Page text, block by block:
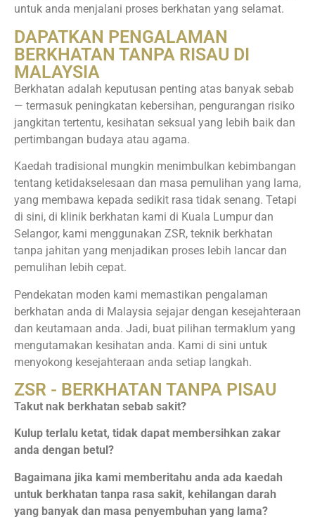
untuk anda menjalani proses berkhatan yang selamat.
DAPATKAN PENGALAMAN
BERKHATAN TANPA RISAU DI
MALAYSIA
Berkhatan adalah keputusan penting atas banyak sebab
— termasuk peningkatan kebersihan, pengurangan risiko
jangkitan tertentu, kesihatan seksual yang lebih baik dan
pertimbangan budaya atau agama.
Kaedah tradisional mungkin menimbulkan kebimbangan
tentang ketidakselesaan dan masa pemulihan yang lama,
yang membawa kepada sedikit rasa tidak senang. Tetapi
di sini, di klinik berkhatan kami di Kuala Lumpur dan
Selangor, kami menggunakan ZSR, teknik berkhatan
tanpa jahitan yang menjadikan proses lebih lancar dan
pemulihan lebih cepat.
Pendekatan moden kami memastikan pengalaman
berkhatan anda di Malaysia sejajar dengan kesejahteraan
dan keutamaan anda. Jadi, buat pilihan termaklum yang
mengutamakan kesihatan anda. Kami di sini untuk
menyokong kesejahteraan anda setiap langkah.
ZSR - BERKHATAN TANPA PISAU
Takut nak berkhatan sebab sakit?
Kulup terlalu ketat, tidak dapat membersihkan zakar
anda dengan betul?
Bagaimana jika kami memberitahu anda ada kaedah
untuk berkhatan tanpa rasa sakit, kehilangan darah
yang banyak dan masa penyembuhan yang lama?